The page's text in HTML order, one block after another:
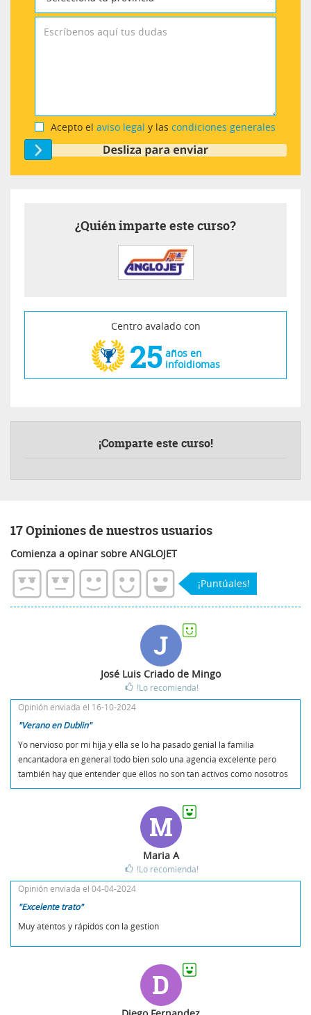
Acepto el aviso legal y las condiciones generales
¿Quién imparte este curso?
Centro avalado con
25 años en
infoidiomas
¡Comparte este curso!
17 Opiniones de nuestros usuarios
Comienza a opinar sobre ANGLOJET
¡Puntúales!
J
José Luis Criado de Mingo
!Lo recomienda!
Opinión enviada el 16-10-2024
"Verano en Dublin"
Yo nervioso por mi hija y ella se lo ha pasado genial la familia
encantadora en general todo bien solo una agencia excelente pero
también hay que entender que ellos no son tan activos como nosotros
M
Maria A
!Lo recomienda!
Opinión enviada el 04-04-2024
"Excelente trato"
Muy atentos y rápidos con la gestion
D